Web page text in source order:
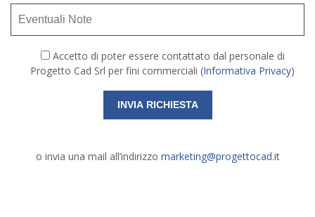
Accetto di poter essere contattato dal personale di
Progetto Cad Srl per fini commerciali (Informativa Privacy)
o invia una mail all’indirizzo marketing@progettocad.it